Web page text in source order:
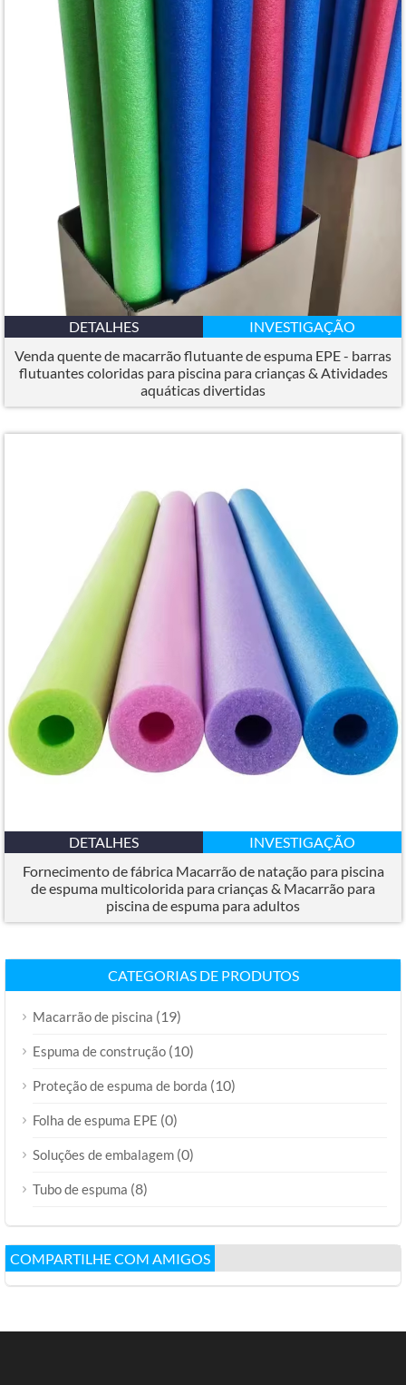
DETALHES
INVESTIGAÇÃO
Venda quente de macarrão flutuante de espuma EPE - barras
flutuantes coloridas para piscina para crianças & Atividades
aquáticas divertidas
DETALHES
INVESTIGAÇÃO
Fornecimento de fábrica Macarrão de natação para piscina
de espuma multicolorida para crianças & Macarrão para
piscina de espuma para adultos
CATEGORIAS DE PRODUTOS
Macarrão de piscina (19)
Espuma de construção (10)
Proteção de espuma de borda (10)
Folha de espuma EPE (0)
Soluções de embalagem (0)
Tubo de espuma (8)
COMPARTILHE COM AMIGOS